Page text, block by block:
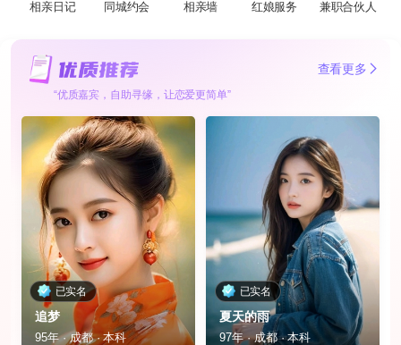
相亲日记 同城约会 相亲墙 红娘服务 兼职合伙人
查看更多
“优质嘉宾，自助寻缘，让恋爱更简单”
已实名
追梦
95年 · 成都 · 本科
已实名
夏天的雨
97年 · 成都 · 本科